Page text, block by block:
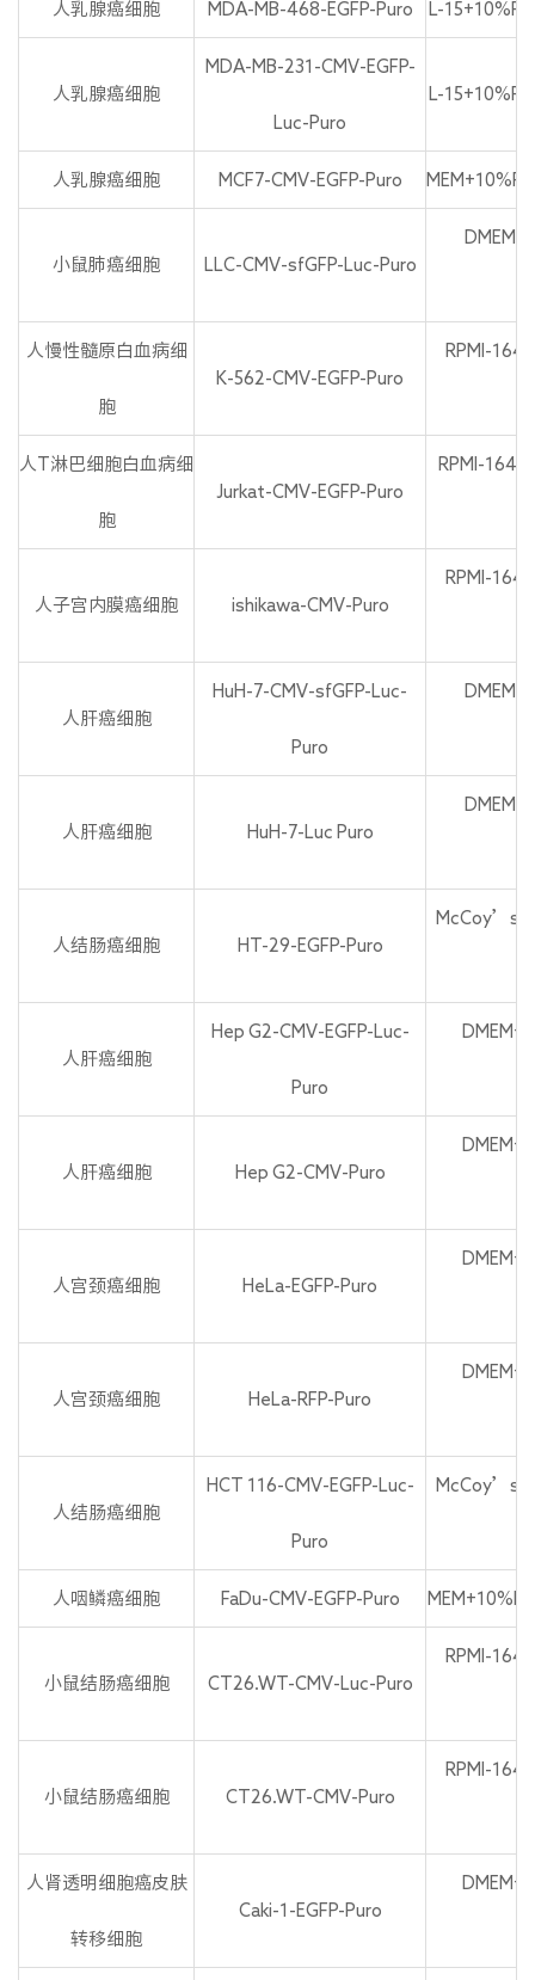
人乳腺癌细胞 MDA-MB-468-EGFP-Puro L-
人乳腺癌细胞
MDA-MB-231-CMV-EGFP-
Luc-Puro
L-
人乳腺癌细胞 MCF7-CMV-EGFP-Puro
小鼠肺癌细胞 LLC-CMV-sfGFP-Luc-Puro
人慢性髓原白血病细
胞
K-562-CMV-EGFP-Puro
RPMI-
人T淋巴细胞白血病细
胞
Jurkat-CMV-EGFP-Puro
RPMI-
人子宫内膜癌细胞 ishikawa-CMV-Puro
RPMI-
人肝癌细胞
HuH-7-CMV-sfGFP-Luc-
Puro
人肝癌细胞 HuH-7-Luc Puro
人结肠癌细胞 HT-29-EGFP-Puro
McCoy’s
人肝癌细胞
Hep G2-CMV-EGFP-Luc-
Puro
人肝癌细胞 Hep G2-CMV-Puro
人宫颈癌细胞 HeLa-EGFP-Puro
人宫颈癌细胞 HeLa-RFP-Puro
人结肠癌细胞
HCT 116-CMV-EGFP-Luc-
Puro
McCoy’s
人咽鳞癌细胞 FaDu-CMV-EGFP-Puro
小鼠结肠癌细胞 CT26.WT-CMV-Luc-Puro
RPMI-
小鼠结肠癌细胞 CT26.WT-CMV-Puro
RPMI-
人肾透明细胞癌皮肤
转移细胞
Caki-1-EGFP-Puro